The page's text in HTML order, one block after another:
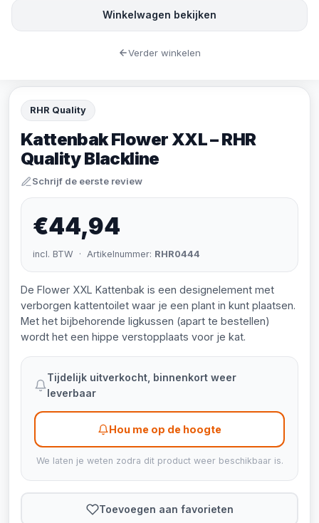
RHR Quality
Kattenbak Flower XXL – RHR
Quality Blackline
Schrijf de eerste review
€44,94
incl. BTW · Artikelnummer: RHR0444
De Flower XXL Kattenbak is een designelement met
verborgen kattentoilet waar je een plant in kunt plaatsen.
Met het bijbehorende ligkussen (apart te bestellen)
wordt het een hippe verstopplaats voor je kat.
Tijdelijk uitverkocht, binnenkort weer
leverbaar
Hou me op de hoogte
We laten je weten zodra dit product weer beschikbaar is.
Toevoegen aan favorieten
Winkelwagen bekijken
Verder winkelen